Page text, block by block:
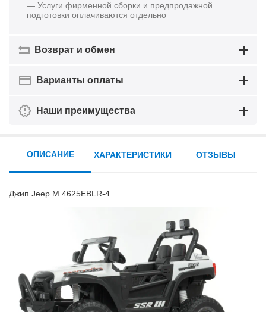
— Услуги фирменной сборки и предпродажной
подготовки оплачиваются отдельно
Возврат и обмен
Варианты оплаты
Наши преимущества
ОПИСАНИЕ
Джип Jeep M 4625EBLR-4
ХАРАКТЕРИСТИКИ ОТЗЫВЫ